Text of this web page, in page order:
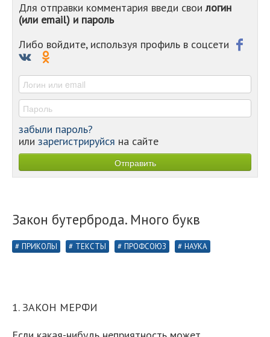
-
-
Для отправки комментария введи своилогин
(или email) и пароль
Либо войдите, используя профиль в соцсети
забыли пароль?
или зарегистрируйся на сайте
Закон бутерброда. Много букв
ПРИКОЛЫ ТЕКСТЫ ПРОФСОЮЗ НАУКА
1. ЗАКОН МЕРФИ